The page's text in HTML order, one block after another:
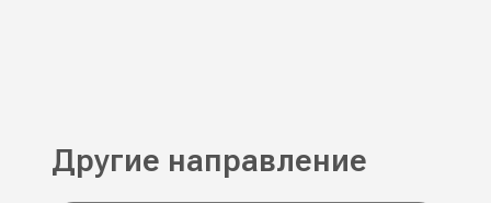
Другие направление